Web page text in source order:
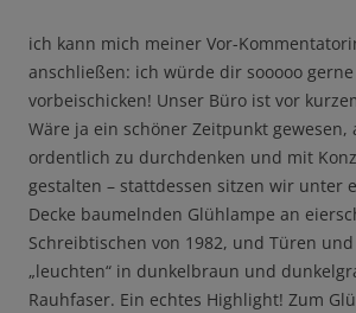
ich kann mich meiner Vor-
anschließen: ich würde dir sooooo
vorbeischicken! Unser Büro ist vor
Wäre ja ein schöner Zeitpunkt gewesen,
ordentlich zu durchdenken und mit
gestalten – stattdessen sitzen wir unter
Decke baumelnden Glühlampe an
Schreibtischen von 1982, und Türen
„leuchten“ in dunkelbraun und
Rauhfaser. Ein echtes Highlight! Zum